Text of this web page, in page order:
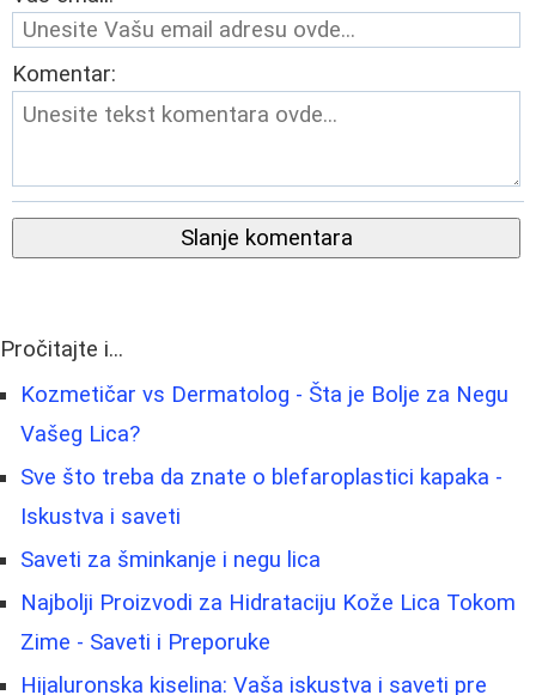
Komentar:
Slanje komentara
Pročitajte i...
Kozmetičar vs Dermatolog - Šta je Bolje za Negu
Vašeg Lica?
Sve što treba da znate o blefaroplastici kapaka -
Iskustva i saveti
Saveti za šminkanje i negu lica
Najbolji Proizvodi za Hidrataciju Kože Lica Tokom
Zime - Saveti i Preporuke
Hijaluronska kiselina: Vaša iskustva i saveti pre